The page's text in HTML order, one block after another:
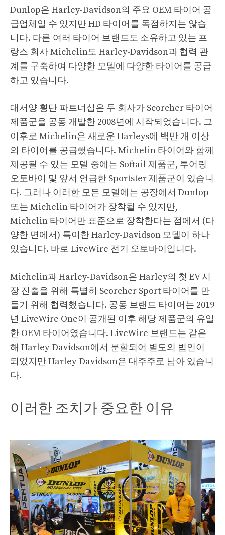
Dunlop은 Harley-Davidson의 주요 OEM 타이어 공
급업체일 수 있지만 HD 타이어를 독점하지는 않습
니다. 다른 여러 타이어 브랜드도 소유하고 있는 프
랑스 회사 Michelin도 Harley-Davidson과 협력 관
계를 구축하여 다양한 모델에 다양한 타이어를 공급
하고 있습니다.
대서양 횡단 파트너십은 두 회사가 Scorcher 타이어
제품군을 공동 개발한 2008년에 시작되었습니다. 그
이후로 Michelin은 새로운 Harleys에 백만 개 이상
의 타이어를 공급했습니다. Michelin 타이어와 함께
제공될 수 있는 모델 중에는 Softail 제품군, 투어링
오토바이 및 앞서 언급한 Sportster 제품군이 있습니
다. 그러나 이러한 모든 모델에는 공장에서 Dunlop
또는 Michelin 타이어가 장착될 수 있지만,
Michelin 타이어만 표준으로 장착한다는 점에서 (다
양한 면에서) 특이한 Harley-Davidson 모델이 하나
있습니다. 바로 LiveWire 전기 오토바이입니다.
Michelin과 Harley-Davidson은 Harley의 첫 EV 시
장 진출을 위해 특별히 Scorcher Sport 타이어를 만
들기 위해 협력했습니다. 공동 브랜드 타이어는 2019
년 LiveWire One이 공개된 이후 해당 제품군의 유일
한 OEM 타이어였습니다. LiveWire 브랜드는 같은
해 Harley-Davidson에서 분할되어 별도의 법인이
되었지만 Harley-Davidson은 대주주로 남아 있습니
다.
이러한 조치가 중요한 이유